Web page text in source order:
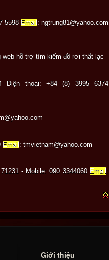
5598 Email : ngtrung81@yahoo.com
web hỗ trợ tìm kiếm đồ rơi thất lạc
Điện thoại: +84 (8) 3995 6374
Email : tmvietnam@yahoo.com
- Mobile: 090 3344060 Email :
Giới thiệu